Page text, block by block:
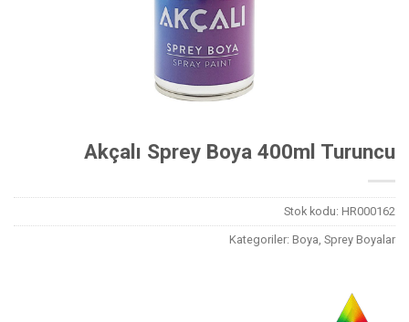
Akçalı Sprey Boya 400ml Turuncu
Stok kodu: HR000162
Kategoriler: Boya, Sprey Boyalar